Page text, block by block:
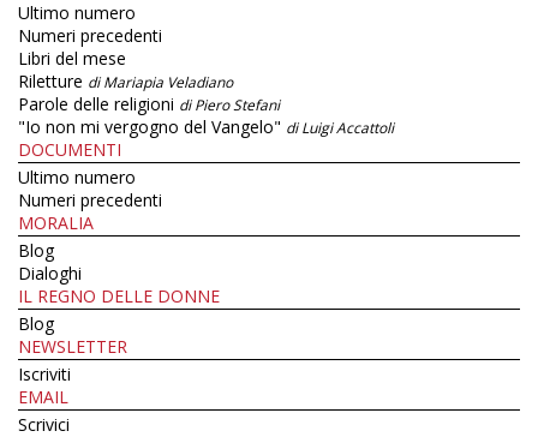
Ultimo numero
Numeri precedenti
Libri del mese
Riletture di Mariapia Veladiano
Parole delle religioni di Piero Stefani
"Io non mi vergogno del Vangelo" di Luigi Accattoli
DOCUMENTI
Ultimo numero
Numeri precedenti
MORALIA
Blog
Dialoghi
IL REGNO DELLE DONNE
Blog
NEWSLETTER
Iscriviti
EMAIL
Scrivici